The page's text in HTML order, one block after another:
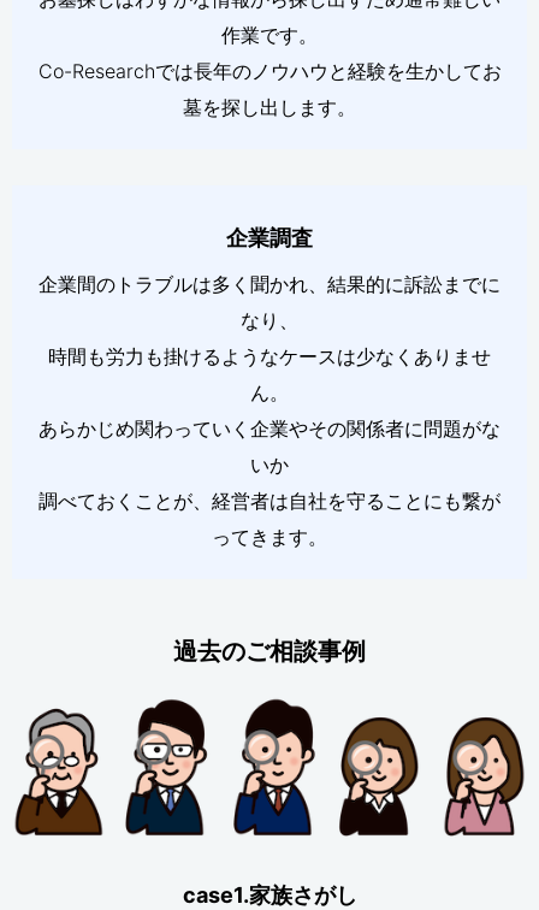
作業です。
Co-Researchでは長年のノウハウと経験を生かしてお
墓を探し出します。
企業調査
企業間のトラブルは多く聞かれ、結果的に訴訟までに
なり、
時間も労力も掛けるようなケースは少なくありませ
ん。
あらかじめ関わっていく企業やその関係者に問題がな
いか
調べておくことが、経営者は自社を守ることにも繋が
ってきます。
過去のご相談事例
case1.家族さがし